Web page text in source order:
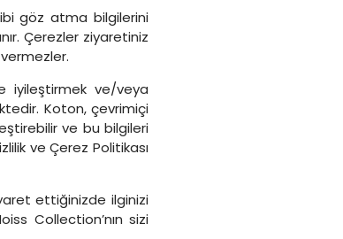
göz atma bilgilerini
Çerezler ziyaretiniz
iyileştirmek ve/veya
Koton, çevrimiçi
ve bu bilgileri
ve Çerez Politikası
ettiğinizde ilginizi
Collection’nın sizi